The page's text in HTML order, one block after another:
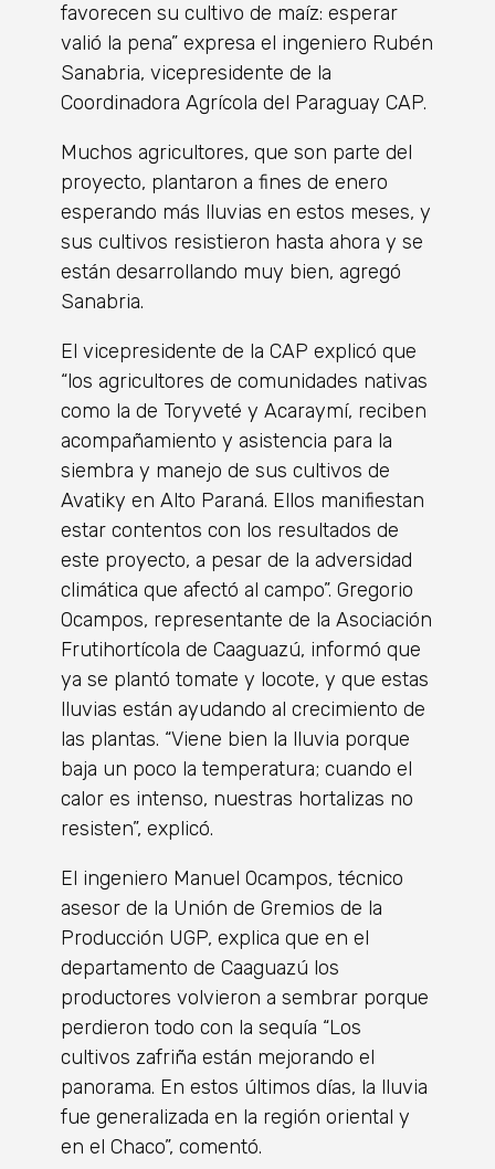
favorecen su cultivo de maíz: esperar
valió la pena” expresa el ingeniero Rubén
Sanabria, vicepresidente de la
Coordinadora Agrícola del Paraguay CAP.
Muchos agricultores, que son parte del
proyecto, plantaron a fines de enero
esperando más lluvias en estos meses, y
sus cultivos resistieron hasta ahora y se
están desarrollando muy bien, agregó
Sanabria.
El vicepresidente de la CAP explicó que
“los agricultores de comunidades nativas
como la de Toryveté y Acaraymí, reciben
acompañamiento y asistencia para la
siembra y manejo de sus cultivos de
Avatiky en Alto Paraná. Ellos manifiestan
estar contentos con los resultados de
este proyecto, a pesar de la adversidad
climática que afectó al campo”. Gregorio
Ocampos, representante de la Asociación
Frutihortícola de Caaguazú, informó que
ya se plantó tomate y locote, y que estas
lluvias están ayudando al crecimiento de
las plantas. “Viene bien la lluvia porque
baja un poco la temperatura; cuando el
calor es intenso, nuestras hortalizas no
resisten”, explicó.
El ingeniero Manuel Ocampos, técnico
asesor de la Unión de Gremios de la
Producción UGP, explica que en el
departamento de Caaguazú los
productores volvieron a sembrar porque
perdieron todo con la sequía “Los
cultivos zafriña están mejorando el
panorama. En estos últimos días, la lluvia
fue generalizada en la región oriental y
en el Chaco”, comentó.